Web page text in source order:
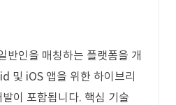
반인을 매칭하는 플랫폼을 개
및 iOS 앱을 위한 하이브리
이 포함됩니다. 핵심 기술